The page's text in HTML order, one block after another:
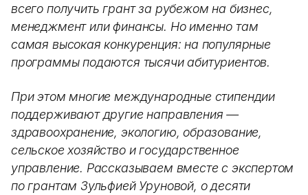
всего получить грант за рубежом на бизнес,
менеджмент или финансы. Но именно там
самая высокая конкуренция: на популярные
программы подаются тысячи абитуриентов.
При этом многие международные стипендии
поддерживают другие направления —
здравоохранение, экологию, образование,
сельское хозяйство и государственное
управление. Рассказываем вместе с экспертом
по грантам Зульфией Уруновой, о десяти